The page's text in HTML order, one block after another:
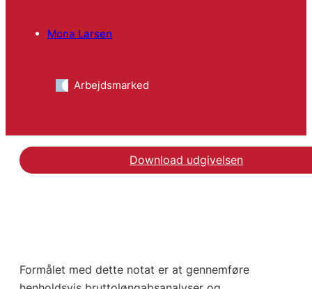
Mona Larsen
Arbejdsmarked
Download udgivelsen
Formålet med dette notat er at gennemføre